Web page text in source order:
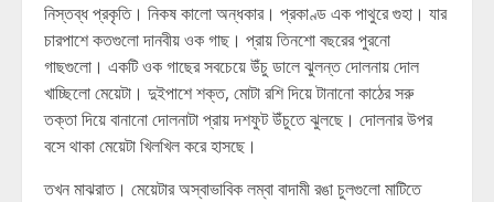
নিস্তব্ধ প্রকৃতি। নিকষ কালো অন্ধকার। প্রকাণ্ড এক পাথুরে গুহা। যার
চারপাশে কতগুলো দানবীয় ওক গাছ। প্রায় তিনশো বছরের পুরনো
গাছগুলো। একটি ওক গাছের সবচেয়ে উঁচু ডালে ঝুলন্ত দোলনায় দোল
খাচ্ছিলো মেয়েটা। দুইপাশে শক্ত, মোটা রশি দিয়ে টানানো কাঠের সরু
তক্তা দিয়ে বানানো দোলনাটা প্রায় দশফুট উঁচুতে ঝুলছে। দোলনার উপর
বসে থাকা মেয়েটা খিলখিল করে হাসছে।
তখন মাঝরাত। মেয়েটার অস্বাভাবিক লম্বা বাদামী রঙা চুলগুলো মাটিতে